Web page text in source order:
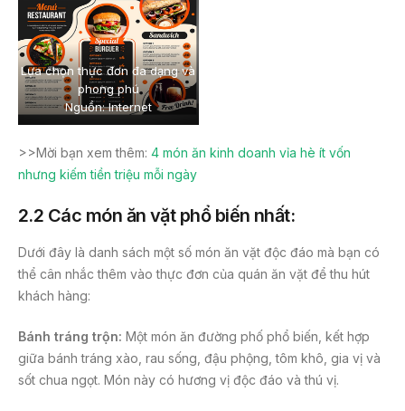
Lựa chọn thực đơn đa dạng và
phong phú
Nguồn: Internet
>>Mời bạn xem thêm: 4 món ăn kinh doanh vỉa hè ít vốn
nhưng kiếm tiền triệu mỗi ngày
2.2 Các món ăn vặt phổ biến nhất:
Dưới đây là danh sách một số món ăn vặt độc đáo mà bạn có
thể cân nhắc thêm vào thực đơn của quán ăn vặt để thu hút
khách hàng:
Bánh tráng trộn: Một món ăn đường phố phổ biến, kết hợp
giữa bánh tráng xào, rau sống, đậu phộng, tôm khô, gia vị và
sốt chua ngọt. Món này có hương vị độc đáo và thú vị.